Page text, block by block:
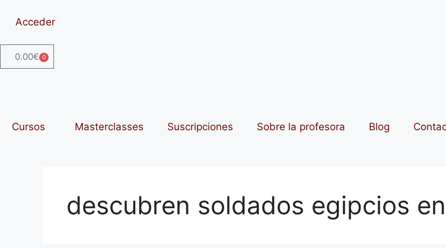
Acceder
0.00€ 0
Cursos Masterclasses Suscripciones Sobre la profesora Blog
descubren soldados egipcios